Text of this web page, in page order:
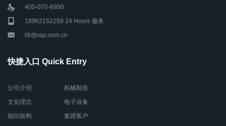
400-070-6900
18962152258 24 Hours 服务
lili@sqs.com.cn
快捷入口 Quick Entry
公司介绍
文化理念
组织架构
机械制造
电子设备
集团客户